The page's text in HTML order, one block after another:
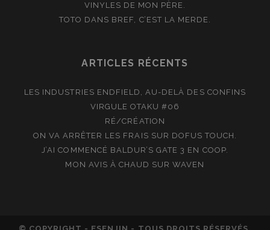
VINYLES DE MON PÈRE.
TOTO DANS BREF, C’EST LA MERDE.
ARTICLES RÉCENTS
LES INDUSTRIES ENDFIELD, AU-DELÀ DES CONFINS
VIRGULE OTAKU #06
RÉ/CRÉATION
ON VA ARRÊTER LES FRAIS SUR DOFUS TOUCH.
J’AI COMMENCÉ BALDUR’S GATE 3 EN COOP.
MON AVIS À CHAUD SUR WAVEN